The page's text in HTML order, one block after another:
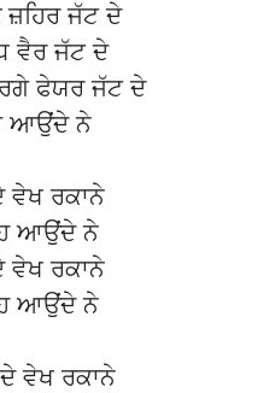
ਜ਼ਹਿਰ ਜੱਟ ਦੇ
ਵੈਰ ਜੱਟ ਦੇ
ਫੇਯਰ ਜੱਟ ਦੇ
ਆਉਂਦੇ ਨੇ
ਵੇਖ ਰਕਾਨੇ
ਆਉਂਦੇ ਨੇ
ਵੇਖ ਰਕਾਨੇ
ਆਉਂਦੇ ਨੇ
ਵੇਖ ਰਕਾਨੇ